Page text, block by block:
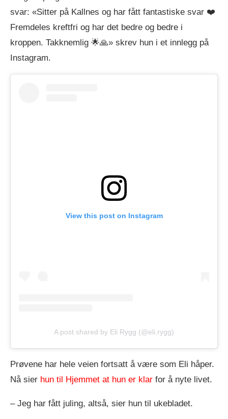
svar: «Sitter på Kallnes og har fått fantastiske svar ❤️
Fremdeles kreftfri og har det bedre og bedre i
kroppen. Takknemlig 🌟🙏» skrev hun i et innlegg på
Instagram.
View this post on Instagram
A post shared by Eli Rygg (@eli.rygg)
Prøvene har hele veien fortsatt å være som Eli håper.
Nå sier hun til Hjemmet at hun er klar for å nyte livet.
– Jeg har fått juling, altså, sier hun til ukebladet.